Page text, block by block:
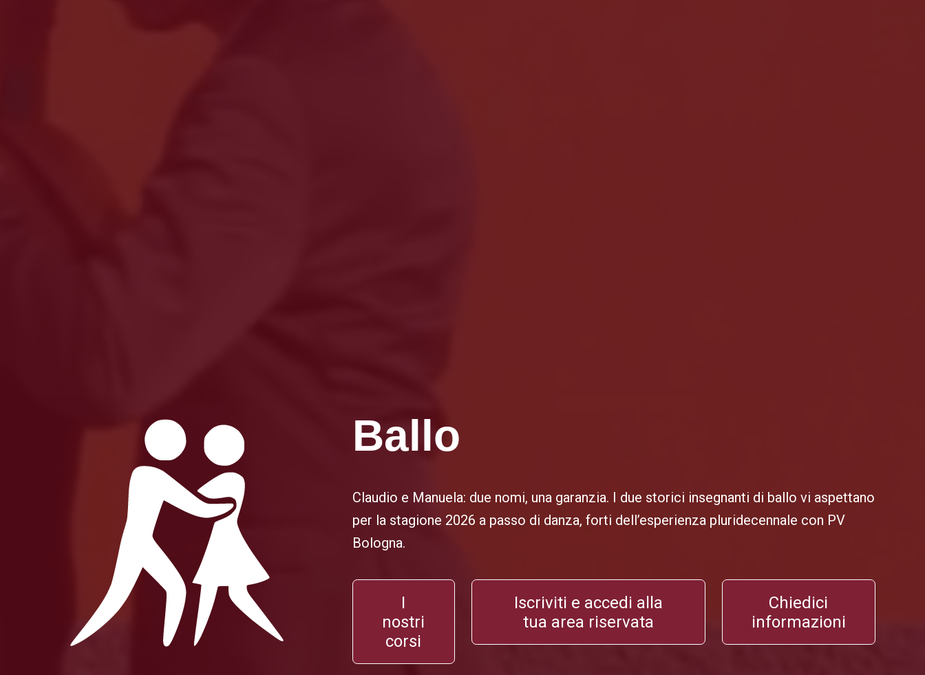
Ballo
Claudio e Manuela: due nomi, una garanzia. I due storici insegnanti di ballo vi aspettano
per la stagione 2026 a passo di danza, forti dell’esperienza pluridecennale con PV
Bologna.
I
nostri
corsi
Iscriviti e accedi alla
tua area riservata
Chiedici
informazioni